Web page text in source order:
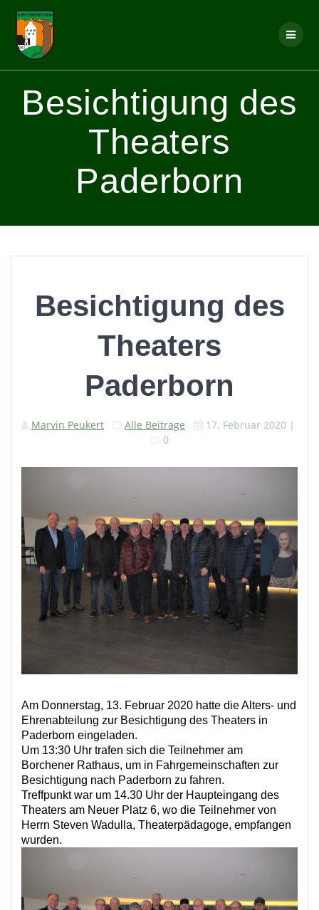
Besichtigung des
Theaters
Paderborn
Besichtigung des
Theaters
Paderborn
Marvin Peukert Alle Beiträge 17. Februar 2020 |
0
Am Donnerstag, 13. Februar 2020 hatte die Alters- und
Ehrenabteilung zur Besichtigung des Theaters in
Paderborn eingeladen.
Um 13:30 Uhr trafen sich die Teilnehmer am
Borchener Rathaus, um in Fahrgemeinschaften zur
Besichtigung nach Paderborn zu fahren.
Treffpunkt war um 14.30 Uhr der Haupteingang des
Theaters am Neuer Platz 6, wo die Teilnehmer von
Herrn Steven Wadulla, Theaterpädagoge, empfangen
wurden.